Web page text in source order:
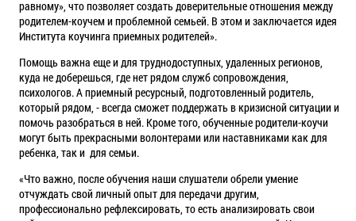
равному», что позволяет создать доверительные отношения между
родителем-коучем и проблемной семьей. В этом и заключается идея
Института коучинга приемных родителей».
Помощь важна еще и для труднодоступных, удаленных регионов,
куда не доберешься, где нет рядом служб сопровождения,
психологов. А приемный ресурсный, подготовленный родитель,
который рядом, - всегда сможет поддержать в кризисной ситуации и
помочь разобраться в ней. Кроме того, обученные родители-коучи
могут быть прекрасными волонтерами или наставниками как для
ребенка, так и для семьи.
«Что важно, после обучения наши слушатели обрели умение
отчуждать свой личный опыт для передачи другим,
профессионально рефлексировать, то есть анализировать свои